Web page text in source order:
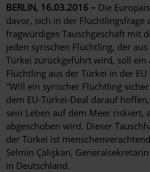
BERLIN, 16.03.2016 – Die
davor, sich in der Flüchtlingsfrage
fragwürdiges Tauschgeschäft mit
jeden syrischen Flüchtling, der
Türkei zurückgeführt wird, soll ein
Flüchtling aus der Türkei in der
"Will ein syrischer Flüchtling
dem EU-Türkei-Deal darauf
sein Leben auf dem Meer riskiert,
abgeschoben wird. Dieser
der Türkei ist
Selmin Çalışkan,
in Deutschland.